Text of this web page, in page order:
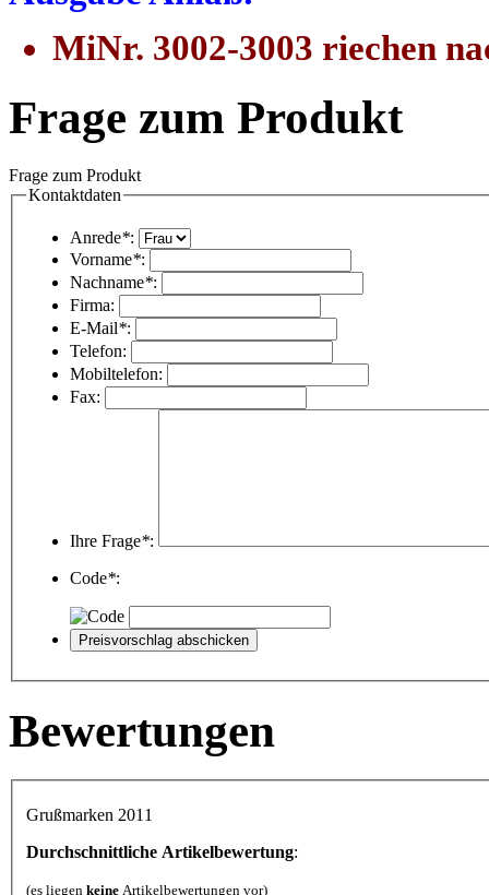
MiNr. 3002-3003 riechen
Frage zum Produkt
Frage zum Produkt
Kontaktdaten
Anrede*:
Vorname*:
Nachname*:
Firma:
E-Mail*:
Telefon:
Mobiltelefon:
Fax:
Ihre Frage*:
Code*:
Bewertungen
Grußmarken 2011
Durchschnittliche Artikelbewertung:
(es liegen keine Artikelbewertungen vor)